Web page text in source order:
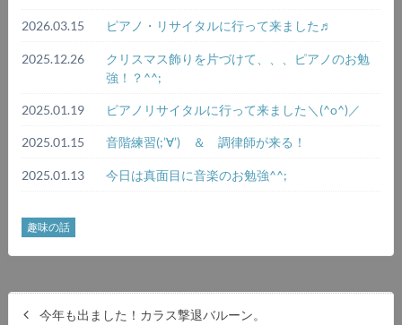
2026.03.15 ピアノ・リサイタルに行って来ました♬
2025.12.26
クリスマス飾りを片づけて、、、ピアノのお勉
強！？^^;
2025.01.19 ピアノリサイタルに行って来ました＼(^o^)／
2025.01.15 音階練習(;’∀’) ＆ 調律師が来る！
2025.01.13 今日は真面目に音楽のお勉強^^;
趣味の話
今年も出ました！カラス撃退バルーン。